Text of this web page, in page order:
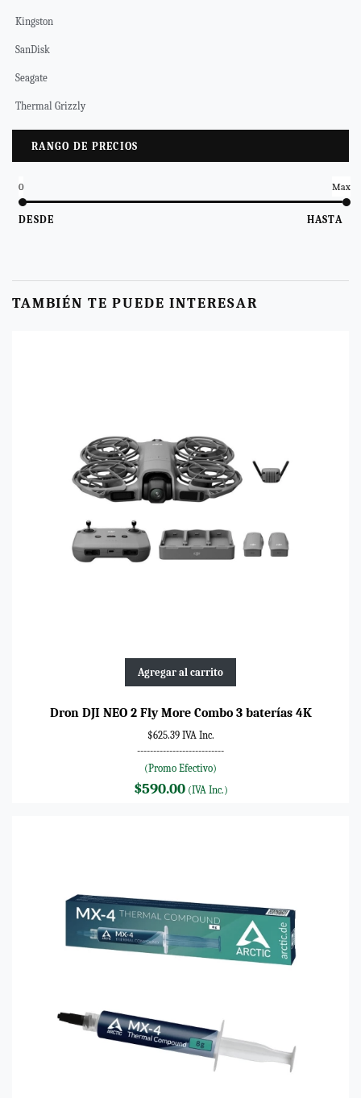
Kingston
SanDisk
Seagate
Thermal Grizzly
RANGO DE PRECIOS
0 Max
DESDE HASTA
TAMBIÉN TE PUEDE INTERESAR
Agregar al carrito
Dron DJI NEO 2 Fly More Combo 3 baterías 4K
$625.39 IVA Inc.
---------------------------
(Promo Efectivo)
$590.00(IVA Inc.)